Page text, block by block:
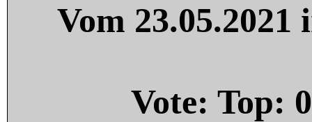
Vom
Vote: Top: 0